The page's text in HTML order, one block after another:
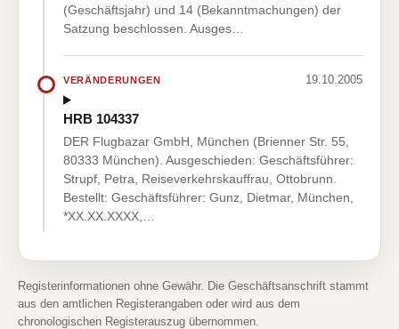
(Geschäftsjahr) und 14 (Bekanntmachungen) der
Satzung beschlossen. Ausges…
VERÄNDERUNGEN 19.10.2005
HRB 104337
DER Flugbazar GmbH, München (Brienner Str. 55,
80333 München). Ausgeschieden: Geschäftsführer:
Strupf, Petra, Reiseverkehrskauffrau, Ottobrunn.
Bestellt: Geschäftsführer: Gunz, Dietmar, München,
*XX.XX.XXXX,…
Registerinformationen ohne Gewähr. Die Geschäftsanschrift stammt
aus den amtlichen Registerangaben oder wird aus dem
chronologischen Registerauszug übernommen.